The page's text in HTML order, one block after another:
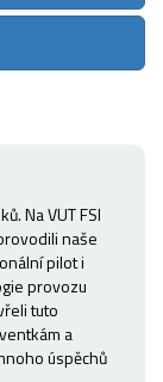
Na VUT FSI
naše
pilot i
provozu
tuto
a
úspěchů